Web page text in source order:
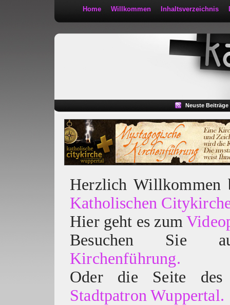
Home Willkommen Inhaltsverzeichnis
Neuste Beiträge
Herzlich
Katholischen
Hier geht es zum
Besuchen
Kirchenführung.
Oder die Seite des
Stadtpatron Wuppertal.